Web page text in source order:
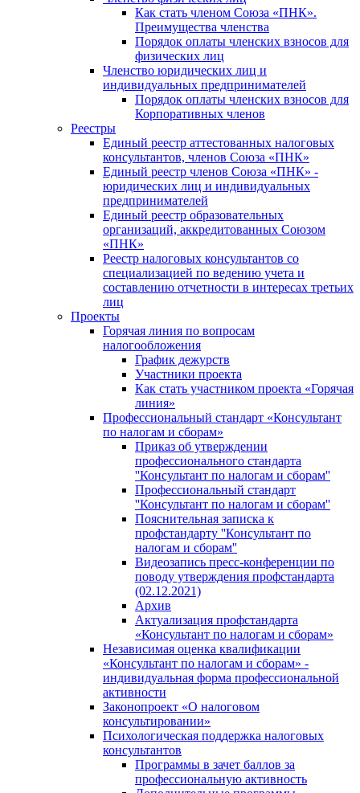
Как стать членом Союза «ПНК».
Преимущества членства
Порядок оплаты членских взносов для
физических лиц
Членство юридических лиц и
индивидуальных предпринимателей
Порядок оплаты членских взносов для
Корпоративных членов
Реестры
Единый реестр аттестованных налоговых
консультантов, членов Союза «ПНК»
Единый реестр членов Союза «ПНК» -
юридических лиц и индивидуальных
предпринимателей
Единый реестр образовательных
организаций, аккредитованных Союзом
«ПНК»
Реестр налоговых консультантов со
специализацией по ведению учета и
составлению отчетности в интересах третьих
лиц
Проекты
Горячая линия по вопросам
налогообложения
График дежурств
Участники проекта
Как стать участником проекта «Горячая
линия»
Профессиональный стандарт «Консультант
по налогам и сборам»
Приказ об утверждении
профессионального стандарта
''Консультант по налогам и сборам''
Профессиональный стандарт
''Консультант по налогам и сборам''
Пояснительная записка к
профстандарту ''Консультант по
налогам и сборам''
Видеозапись пресс-конференции по
поводу утверждения профстандарта
(02.12.2021)
Архив
Актуализация профстандарта
«Консультант по налогам и сборам»
Независимая оценка квалификации
«Консультант по налогам и сборам» -
индивидуальная форма профессиональной
активности
Законопроект «О налоговом
консультировании»
Психологическая поддержка налоговых
консультантов
Программы в зачет баллов за
профессиональную активность